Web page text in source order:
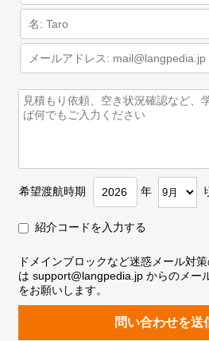
希望渡航時期 年
紹介コードを入力する
ドメインブロックなど迷惑メール対
は support@langpedia.jp からのメー
をお願いします。
問い合わせを送